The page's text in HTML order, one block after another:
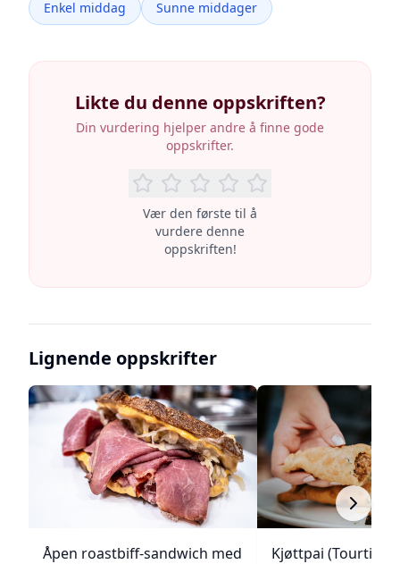
Enkel middag
Sunne middager
Likte du denne oppskriften?
Din vurdering hjelper andre å finne gode
oppskrifter.
Vær den første til å
vurdere denne
oppskriften!
Lignende oppskrifter
Åpen roastbiff-sandwich med
Kjøttpai